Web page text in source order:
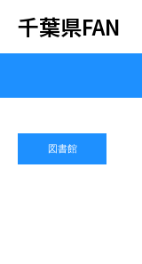
千葉県FAN
図書館